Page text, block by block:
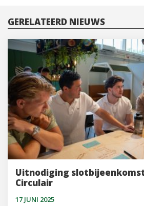
GERELATEERD NIEUWS
Uitnodiging
Circulair
17 JUNI 2025